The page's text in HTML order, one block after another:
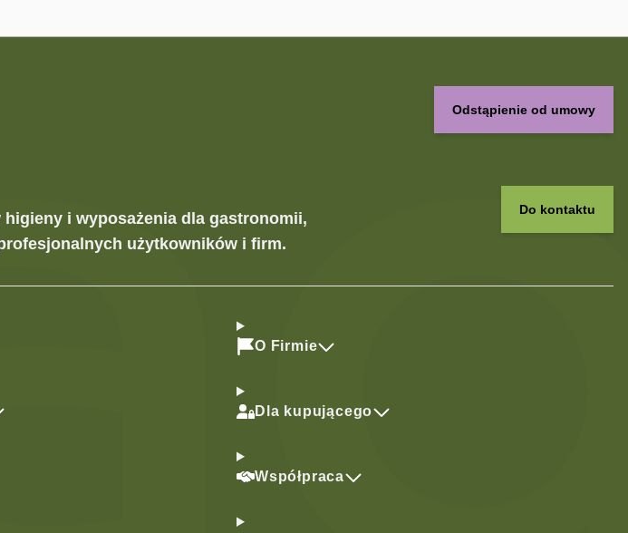
Odstąpienie od umowy
i wyposażenia dla gastronomii,
użytkowników i firm.
Do kontaktu
O Firmie
Dla kupującego
Współpraca